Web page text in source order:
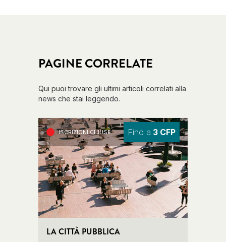
PAGINE CORRELATE
Qui puoi trovare gli ultimi articoli correlati alla
news che stai leggendo.
ISCRIZIONI CHIUSE Fino a 3 CFP
LA CITTÀ PUBBLICA